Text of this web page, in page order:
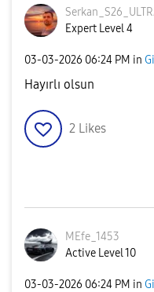
Serkan_S26_ULTR
Expert Level 4
‎03-03-2026 06:24 PM in
Hayırlı olsun
2 Likes
MEfe_1453
Active Level 10
‎03-03-2026 06:24 PM in